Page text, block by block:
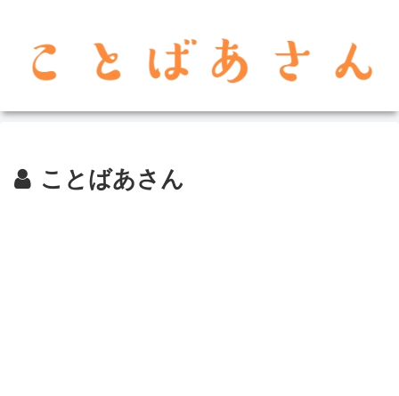
ことばあさん